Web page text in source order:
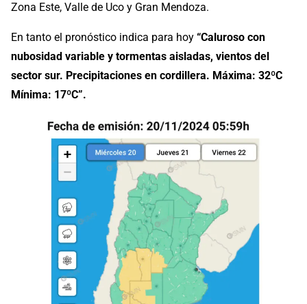
Zona Este, Valle de Uco y Gran Mendoza.
En tanto el pronóstico indica para hoy “Caluroso con
nubosidad variable y tormentas aisladas, vientos del
sector sur. Precipitaciones en cordillera. Máxima: 32ºC
Mínima: 17ºC”.